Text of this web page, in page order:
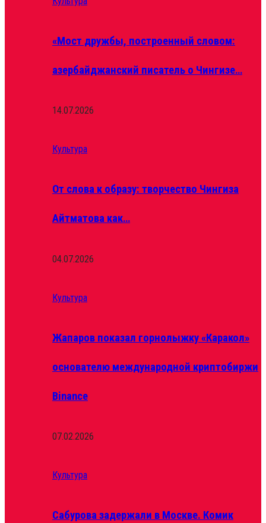
«Мост дружбы, построенный словом:
азербайджанский писатель о Чингизе…
14.07.2026
Культура
От слова к образу: творчество Чингиза
Айтматова как…
04.07.2026
Культура
Жапаров показал горнолыжку «Каракол»
основателю международной криптобиржи
Binance
07.02.2026
Культура
Сабурова задержали в Москве. Комик